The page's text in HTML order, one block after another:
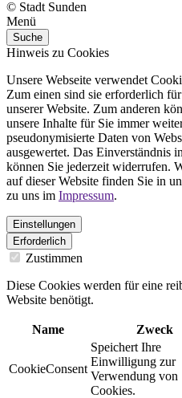
© Stadt Sunden
Menü
Suche
Hinweis zu Cookies
Unsere Webseite verwendet
Zum einen sind sie erforderlich
unserer Website. Zum anderen
unsere Inhalte für Sie immer
pseudonymisierte Daten von
ausgewertet. Das Einverständnis
können Sie jederzeit widerrufen.
auf dieser Website finden Sie in
zu uns im Impressum.
Einstellungen
Erforderlich
Zustimmen
Diese Cookies werden für eine
Website benötigt.
Name Zweck
CookieConsent
Speichert Ihre
Einwilligung zur
Verwendung von
Cookies.